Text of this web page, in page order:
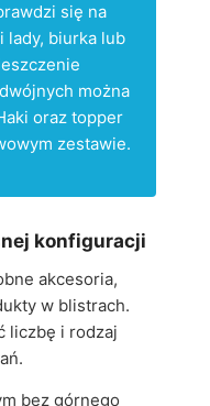
się na
lady, biurka lub
można
oraz topper
zestawie.
konfiguracji
akcesoria,
w blistrach.
liczbę i rodzaj
bez górnego